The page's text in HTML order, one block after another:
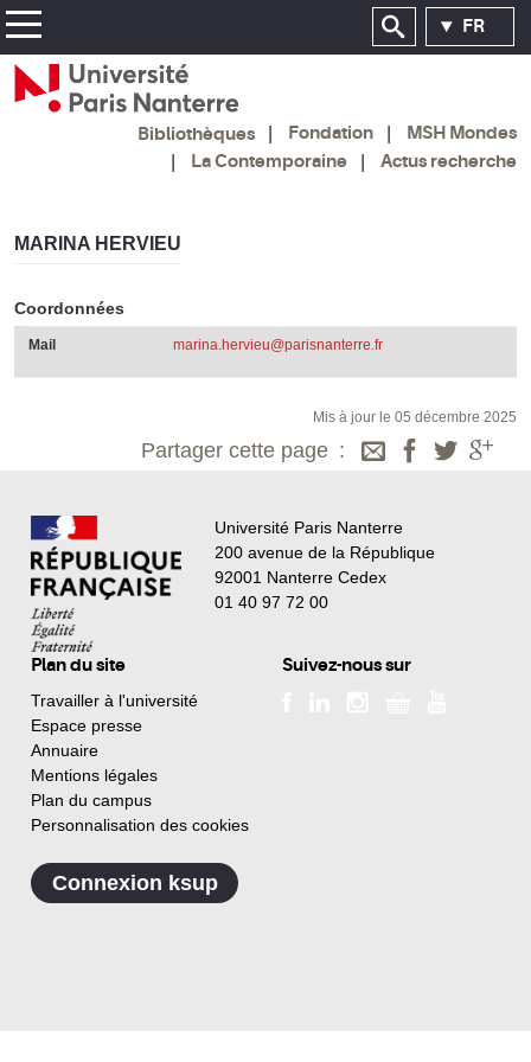
FR
Bibliothèques Fondation
MSH Mondes
La Contemporaine
Actus recherche
MARINA HERVIEU
Coordonnées
Mail marina.hervieu@parisnanterre.fr
Mis à jour le 05 décembre 2025
Partager cette page
Université Paris Nanterre
200 avenue de la République
92001 Nanterre Cedex
01 40 97 72 00
Plan du site
Travailler à l'université
Espace presse
Annuaire
Mentions légales
Plan du campus
Personnalisation des cookies
Suivez-nous sur
Connexion ksup